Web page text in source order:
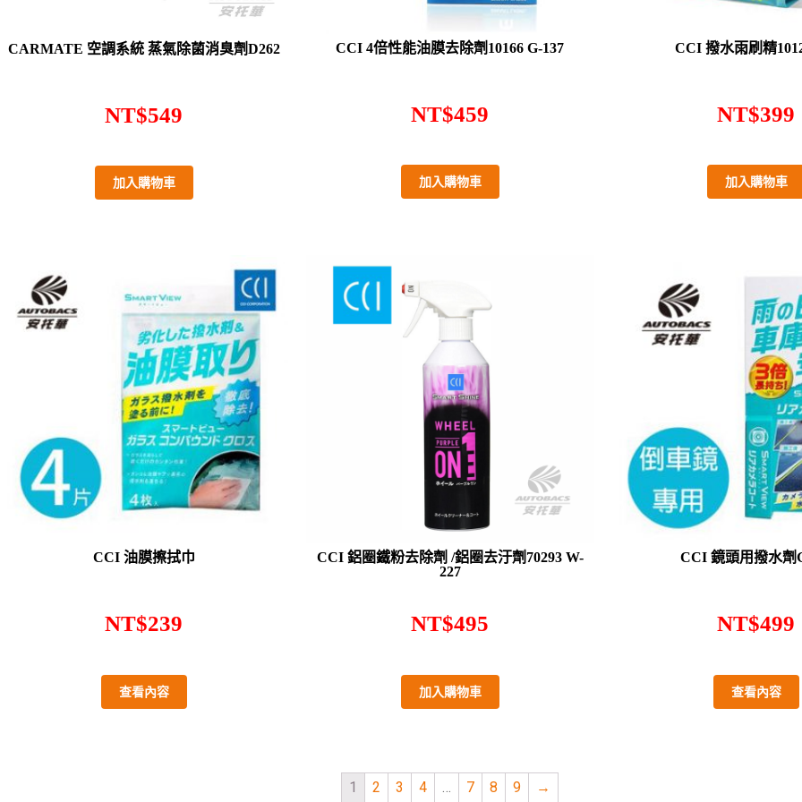
CARMATE 空調系統 蒸氣除菌消臭劑D262
NT$549
加入購物車
CCI 4倍性能油膜去除劑10166 G-137
NT$459
加入購物車
CCI 撥水雨刷精
NT$399
加入購物車
CCI 油膜擦拭巾
NT$239
查看內容
CCI 鋁圈鐵粉去除劑 /鋁圈去汙劑70293 W-
227
NT$495
加入購物車
CCI 鏡頭用撥水劑
NT$499
查看內容
1 2 3 4 7 8 9 →